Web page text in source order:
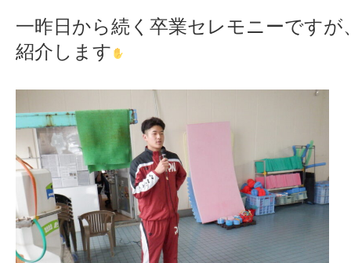
一昨日から続く卒業セレモニーです
紹介します